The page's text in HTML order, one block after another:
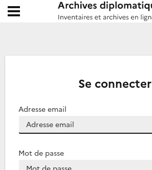
Archives diplomatiques
Ouvrir le menu déroulant
Se connecter
Adresse email
Mot de passe